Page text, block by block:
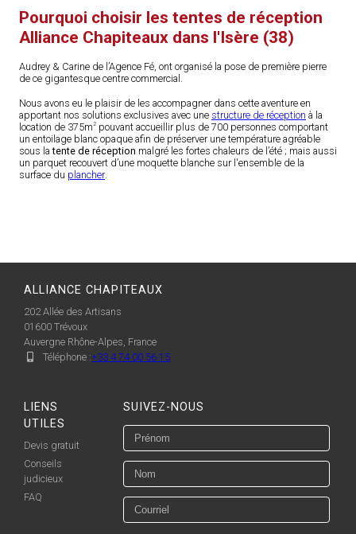
Pourquoi choisir les tentes de réception
Alliance Chapiteaux dans l'Isère (38)
Audrey & Carine de l’Agence Fé, ont organisé la pose de première pierre
de ce gigantesque centre commercial.
Nous avons eu le plaisir de les accompagner dans cette aventure en
apportant nos solutions exclusives avec une structure de réception à la
location de 375m2 pouvant accueillir plus de 700 personnes comportant
un entoilage blanc opaque afin de préserver une température agréable
sous latente de réception malgré les fortes chaleurs de l’été ; mais aussi
un parquet recouvert d’une moquette blanche sur l'ensemble de la
surface du plancher.
ALLIANCE CHAPITEAUX
202 Allée des Artisans
01600 Trévoux
Auvergne Rhône-Alpes, France
Téléphone :+33 4 74 00 56 15
LIENS
UTILES
Devis gratuit
Conseils
judicieux
FAQ
SUIVEZ-NOUS